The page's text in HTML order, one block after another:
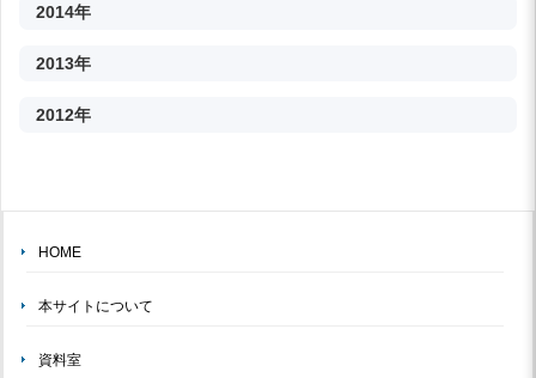
2014年
2013年
2012年
HOME
本サイトについて
資料室